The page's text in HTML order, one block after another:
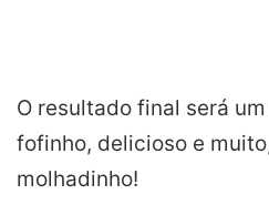
O resultado final será
fofinho, delicioso e
molhadinho!